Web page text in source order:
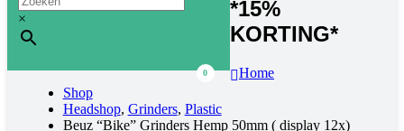
×
0
*15%
KORTING*
Home
Shop
Headshop, Grinders, Plastic
Beuz “Bike” Grinders Hemp 50mm ( display 12x)